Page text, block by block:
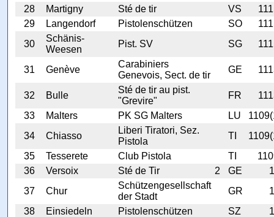
28
Martigny Sté de tir VS
29
Langendorf Pistolenschützen SO
30
Schänis-
Weesen
Pist. SV SG
31 Genève
Carabiniers
Genevois, Sect. de tir
GE
32 Bulle
Sté de tir au pist.
"Grevire"
FR
33
Malters PK SG Malters LU
34
Chiasso
Liberi Tiratori, Sez.
Pistola
TI
35
Tesserete Club Pistola TI
36
Versoix Sté de Tir 2 GE
37
Chur
Schützengesellschaft
der Stadt
GR
38
Einsiedeln Pistolenschützen SZ